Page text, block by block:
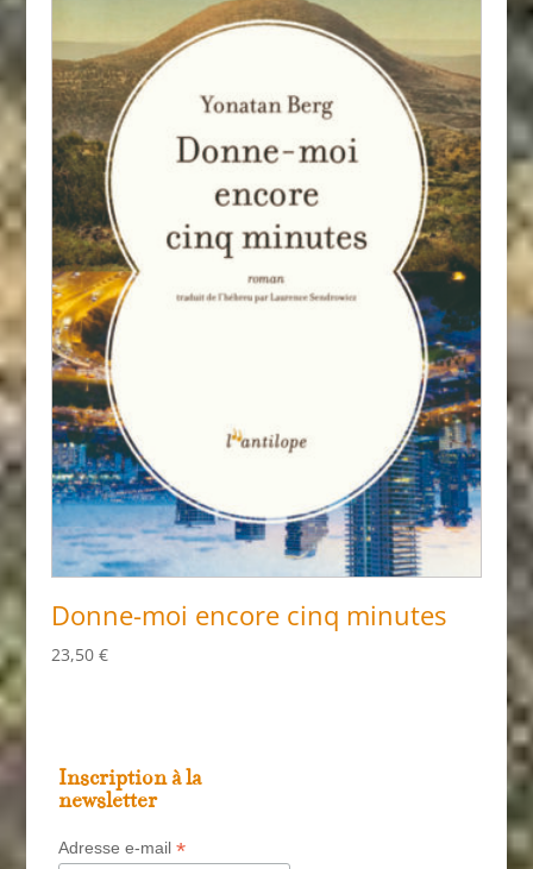
Donne-moi encore cinq minutes
23,50 €
Inscription à la
newsletter
Adresse e-mail *